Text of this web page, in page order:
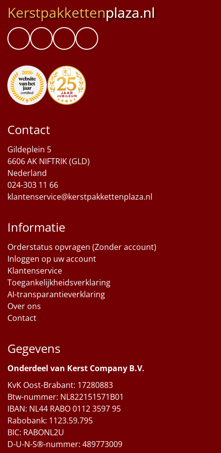
Kerstpakkettenplaza.nl
Contact
Gildeplein 5
6606 AK NIFTRIK (GLD)
Nederland
024-303 11 66
klantenservice@kerstpakkettenplaza.nl
Informatie
Orderstatus opvragen (Zonder account)
Inloggen op uw account
Klantenservice
Toegankelijkheidsverklaring
AI-transparantieverklaring
Over ons
Contact
Gegevens
Onderdeel van Kerst Company B.V.
KvK Oost-Brabant: 17280883
Btw-nummer: NL822151571B01
IBAN: NL44 RABO 0112 3597 95
Rabobank: 1123.59.795
BIC: RABONL2U
D-U-N-S®-nummer: 489773009